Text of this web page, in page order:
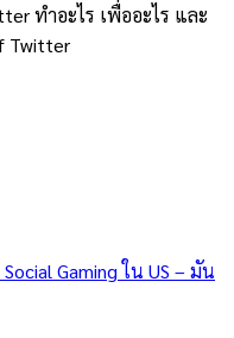
ทำอะไร เพื่ออะไร และ
Twitter